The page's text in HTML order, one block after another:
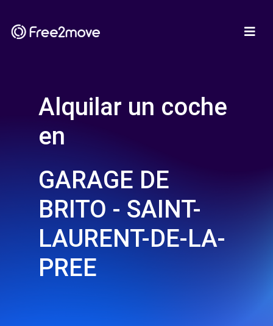
Alquilar un coche
en
GARAGE DE
BRITO - SAINT-
LAURENT-DE-LA-
PREE